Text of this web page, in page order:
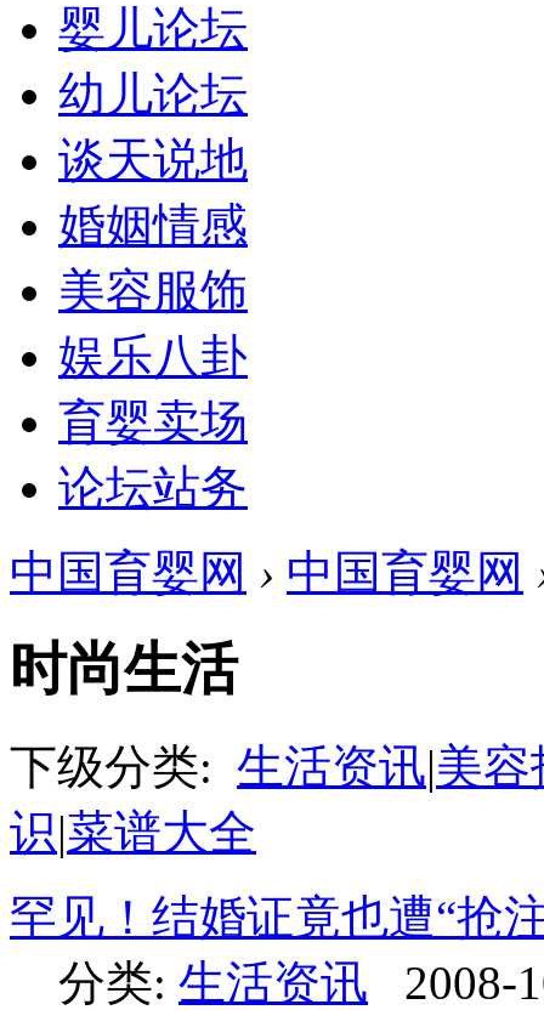
婴儿论坛
幼儿论坛
谈天说地
婚姻情感
美容服饰
娱乐八卦
育婴卖场
论坛站务
中国育婴网 › 中国育婴网
时尚生活
下级分类: 生活资讯|美容
识|菜谱大全
罕见！结婚证竟也遭“抢
分类: 生活资讯
2008-